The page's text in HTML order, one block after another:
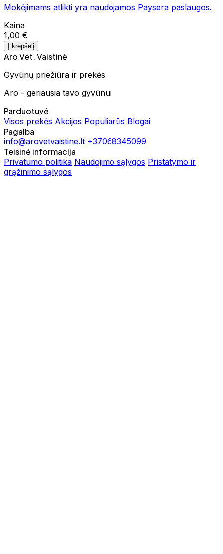
Mokėjimams atlikti yra naudojamos Paysera paslaugos.
Kaina
1,00 €
Į krepšelį
Aro Vet. Vaistinė
Gyvūnų priežiūra ir prekės
Aro - geriausia tavo gyvūnui
Parduotuvė
Visos prekės Akcijos Populiarūs Blogai
Pagalba
info@arovetvaistine.lt +37068345099
Teisinė informacija
Privatumo politika Naudojimo sąlygos Pristatymo ir
grąžinimo sąlygos